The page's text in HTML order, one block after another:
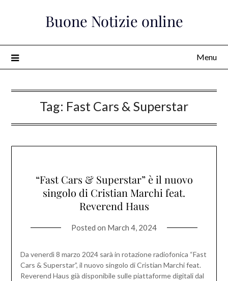
Buone Notizie online
Menu
Tag: Fast Cars & Superstar
“Fast Cars & Superstar” è il nuovo
singolo di Cristian Marchi feat.
Reverend Haus
Posted on March 4, 2024
Da venerdì 8 marzo 2024 sarà in rotazione radiofonica “Fast
Cars & Superstar”, il nuovo singolo di Cristian Marchi feat.
Reverend Haus già disponibile sulle piattaforme digitali dal